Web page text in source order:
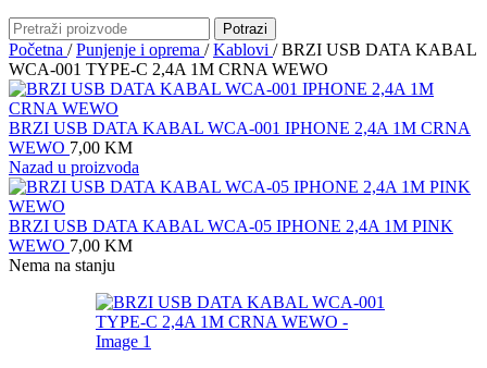
Potrazi
Početna / Punjenje i oprema / Kablovi / BRZI USB DATA KABAL
WCA-001 TYPE-C 2,4A 1M CRNA WEWO
BRZI USB DATA KABAL WCA-001 IPHONE 2,4A 1M CRNA
WEWO 7,00 KM
Nazad u proizvoda
BRZI USB DATA KABAL WCA-05 IPHONE 2,4A 1M PINK
WEWO 7,00 KM
Nema na stanju